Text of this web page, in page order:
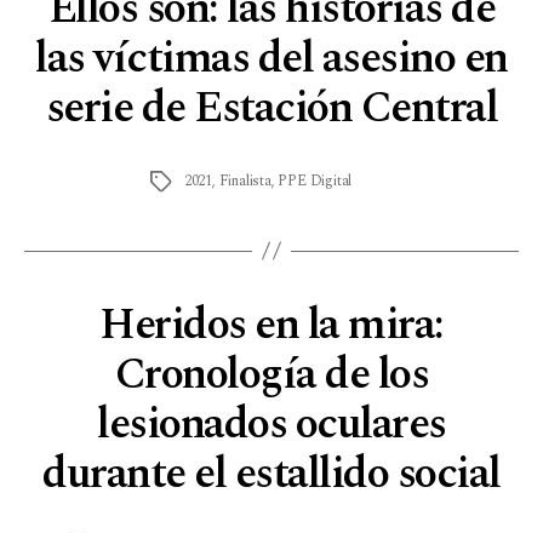
las víctimas del asesino en
serie de Estación Central
2021, Finalista, PPE Digital
Heridos en la mira:
Cronología de los
lesionados oculares
durante el estallido social